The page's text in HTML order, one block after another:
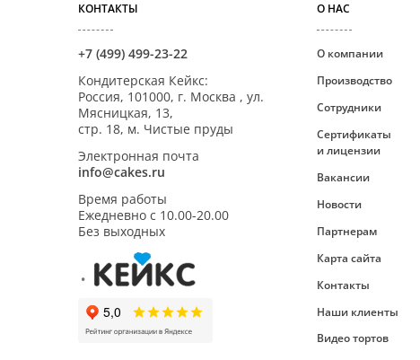
КОНТАКТЫ
+7 (499) 499-23-22
Кондитерская Кейкс:
Россия, 101000, г. Москва , ул.
Мясницкая, 13,
стр. 18, м. Чистые пруды
Электронная почта
info@cakes.ru
Время работы
Ежедневно с 10.00-20.00
Без выходных
О НАС
О компании
Производство
Сотрудники
Сертификаты
и лицензии
Вакансии
Новости
Партнерам
Карта сайта
Контакты
Наши клиенты
Видео тортов